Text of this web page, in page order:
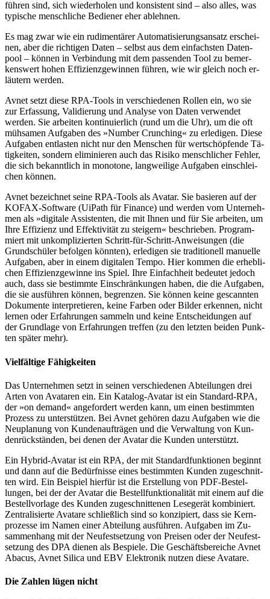
füh­ren sind, sich wie­de­rholen und kon­sis­tent sind – also al­les, was
ty­pi­sche mensch­li­che Be­die­ner eher ab­leh­nen.
Es mag zwar wie ein rudimen­tärer Au­to­ma­ti­sie­rungs­an­satz er­schei­
nen, aber die rich­ti­gen Daten – selbst aus dem ein­fachs­ten Daten­
pool – können in Ver­bin­dung mit dem pas­sen­den Tool zu be­mer­
kens­wert hohen Ef­fi­zienz­ge­winnen füh­ren, wie wir gleich noch er­
läu­tern werden.
Avnet setzt diese RPA-Tools in ver­schie­de­nen Rol­len ein, wo sie
zur Er­fas­sung, Vali­die­rung und Ana­lyse von Daten ver­wen­det
werden. Sie arbeiten konti­nu­ier­lich (rund um die Uhr), um die oft
müh­sa­men Auf­ga­ben des »Number Crunching« zu er­le­digen. Diese
Auf­ga­ben ent­lasten nicht nur den Men­schen für wert­schöp­fende Tä­
tig­kei­ten, sondern eli­mi­nie­ren auch das Risiko mensch­li­cher Fehler,
die sich be­kannt­lich in mono­tone, lang­wei­lige Auf­ga­ben ein­schlei­
chen können.
Avnet bezeichnet seine RPA-Tools als Avatar. Sie basieren auf der
KO­FAX-Soft­ware (UiPath für Finance) und werden vom Un­ter­neh­
men als »di­gita­le Assis­tenten, die mit Ihnen und für Sie ar­bei­ten, um
Ihre Effi­zienz und Effek­ti­vi­tät zu stei­gern« be­schrieben. Program­
miert mit un­komp­li­zierten Schritt-für-Schritt-An­wei­sungen (die
Grund­schüler be­folgen kön­nten), erle­di­gen sie tradi­tio­nell ma­nu­elle
Auf­ga­ben, aber in einem digi­ta­len Tem­po. Hier kommen die er­heb­li­
chen Effizienz­ge­winne ins Spiel. Ihre Ein­fach­heit be­deutet jedoch
auch, dass sie be­stimmte Ein­schrän­kun­gen haben, die die Auf­ga­ben,
die sie aus­füh­ren können, be­grenzen. Sie können keine ge­scann­ten
Do­ku­mente inter­pre­tieren, keine Farben oder Bilder er­ken­nen, nicht
lernen oder Er­fah­rungen sam­meln und keine Ent­schei­dungen auf
der Grund­lage von Er­fah­rungen tref­fen (zu den letzten beiden Punk­
ten später mehr).
Vielfältige Fähigkeiten
Das Unternehmen setzt in seinen verschie­de­nen Ab­tei­lungen drei
Arten von Ava­ta­ren ein. Ein Ka­ta­log-Ava­tar ist ein Stan­dard-RPA,
der »on demand« an­ge­for­dert werden kann, um einen be­stimm­ten
Pro­zess zu un­ter­stützen. Bei Avnet gehören dazu Auf­ga­ben wie die
Neu­pla­nung von Kun­den­auf­trä­gen und die Ver­wal­tung von Kun­
den­rück­ständen, bei denen der Ava­tar die Kun­den unter­stützt.
Ein Hybrid-Avatar ist ein RPA, der mit Stan­dard­funk­tio­nen be­ginnt
und dann auf die Be­dürf­nisse eines be­stim­mten Kunden zu­ge­schnit­
ten wird. Ein Bei­spiel hierfür ist die Er­stel­lung von PDF-Be­stel­
lungen, bei der der Avatar die Be­stell­funk­tio­na­lität mit einem auf die
Be­stell­vor­lage des Kunden zu­ge­schnit­te­nen Lese­ge­rät kom­biniert.
Zen­tra­li­sierte Ava­tare schließ­lich sind so kon­zipiert, dass sie Kern­
pro­zes­se im Namen einer Ab­tei­lung aus­führen. Auf­ga­ben im Zu­
sam­men­hang mit der Neu­fest­setzung von Prei­sen oder der Neu­fest­
set­zung des DPA dienen als Be­spiele. Die Ge­schäfts­be­reiche Avnet
Abacus, Avnet Silica und EBV Elek­tro­nik nutzen diese Ava­tare.
Die Zahlen lügen nicht